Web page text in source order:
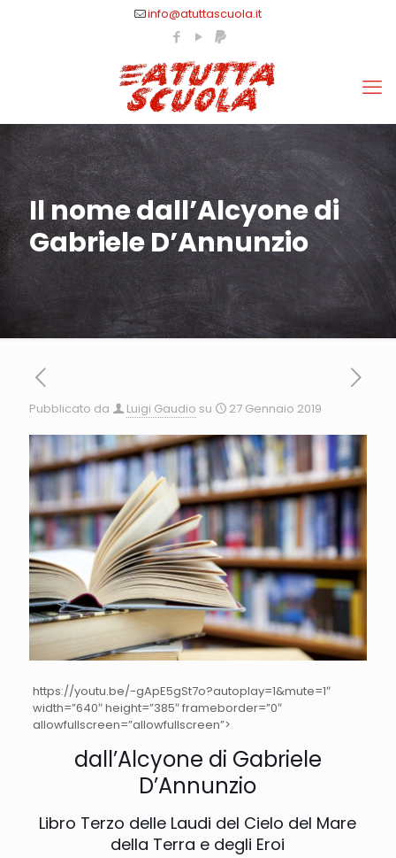
info@atuttascuola.it
Il nome dall’Alcyone di
Gabriele D’Annunzio
Pubblicato da Luigi Gaudio su 27 Gennaio 2019
https://youtu.be/-gApE5gSt7o?autoplay=1&mute=1″
width=”640″ height=”385″ frameborder=”0″
allowfullscreen=”allowfullscreen”>
dall’Alcyone di Gabriele
D’Annunzio
Libro Terzo delle Laudi del Cielo del Mare
della Terra e degli Eroi